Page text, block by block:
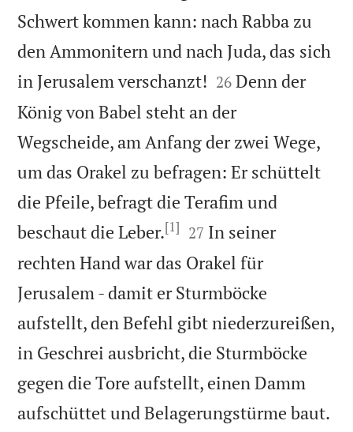
Schwert kommen kann: nach Rabba zu
den Ammonitern und nach Juda, das sich
in Jerusalem verschanzt! 

26 Denn der
König von Babel steht an der
Wegscheide, am Anfang der zwei Wege,
um das Orakel zu befragen: Er schüttelt
die Pfeile, befragt die Terafim und
beschaut die Leber.[1] 

27 In seiner
rechten Hand war das Orakel für
Jerusalem - damit er Sturmböcke
aufstellt, den Befehl gibt niederzureißen,
in Geschrei ausbricht, die Sturmböcke
gegen die Tore aufstellt, einen Damm
aufschüttet und Belagerungstürme baut.